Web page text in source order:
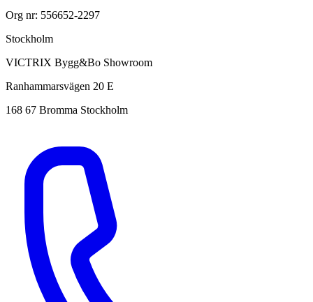
Org nr: 556652-2297
Stockholm
VICTRIX Bygg&Bo Showroom
Ranhammarsvägen 20 E
168 67 Bromma Stockholm